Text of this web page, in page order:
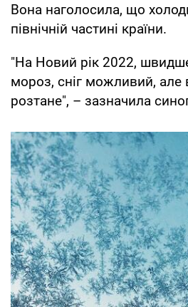
Вона наголосила, що
північній частині країни.
"На Новий рік 2022,
мороз, сніг можливий, але
розтане", – зазначила